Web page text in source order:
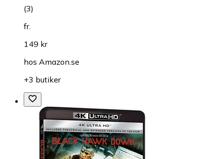
(3)
fr.
149 kr
hos Amazon.se
+3 butiker